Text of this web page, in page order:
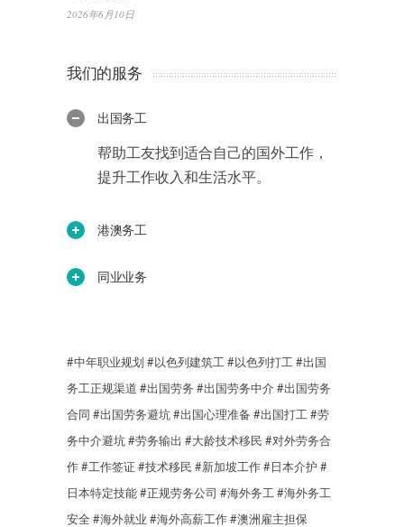
2026年6月10日
我们的服务
出国务工
帮助工友找到适合自己的国外工作，
提升工作收入和生活水平。
港澳务工
同业业务
#中年职业规划 #以色列建筑工 #以色列打工 #出国
务工正规渠道 #出国劳务 #出国劳务中介 #出国劳务
合同 #出国劳务避坑#出国心理准备 #出国打工 #劳
务中介避坑#劳务输出 #大龄技术移民 #对外劳务合
作#工作签证#技术移民 #新加坡工作#日本介护 #
日本特定技能#正规劳务公司 #海外务工 #海外务工
安全#海外就业 #海外高薪工作#澳洲雇主担保